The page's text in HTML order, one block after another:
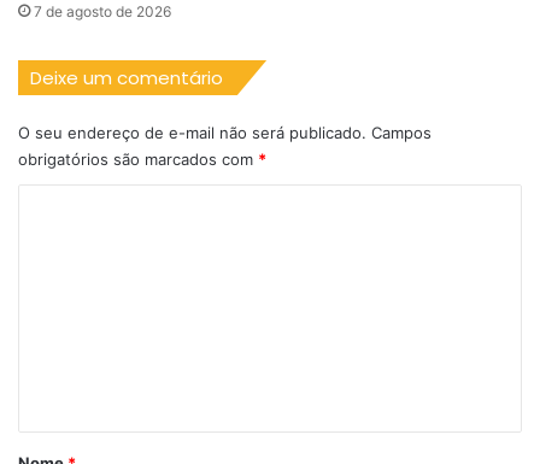
7 de agosto de 2026
Deixe um comentário
O seu endereço de e-mail não será publicado. Campos
obrigatórios são marcados com *
r